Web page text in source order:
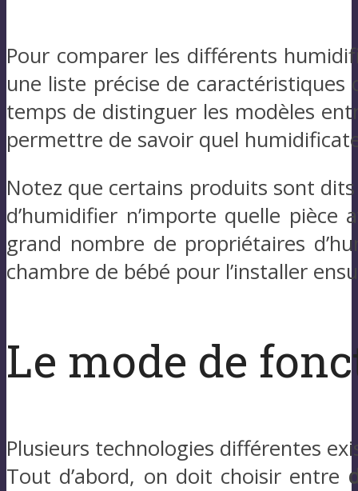
Pour comparer les différents
une liste précise de
temps de distinguer les modèles
permettre de savoir quel
Notez que certains produits sont
d’humidifier n’importe quelle pièce
grand nombre de propriétaires
chambre de bébé pour l’installer
Le mode de
Plusieurs technologies différentes
Tout d’abord, on doit choisir entre